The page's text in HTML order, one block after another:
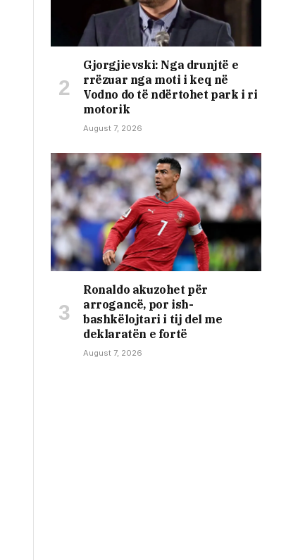
Gjorgjievski: Nga drunjtë e
rrëzuar nga moti i keq në
Vodno do të ndërtohet park i ri
motorik
August 7, 2026
Ronaldo akuzohet për
arrogancë, por ish-
bashkëlojtari i tij del me
deklaratën e fortë
August 7, 2026